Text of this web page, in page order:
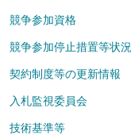
競争参加資格
競争参加停止措置等状況
契約制度等の更新情報
入札監視委員会
技術基準等